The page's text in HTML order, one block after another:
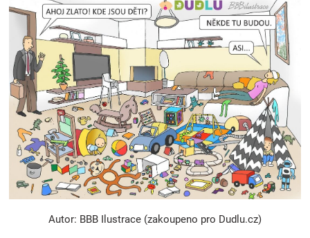
Autor: BBB Ilustrace (zakoupeno pro Dudlu.cz)